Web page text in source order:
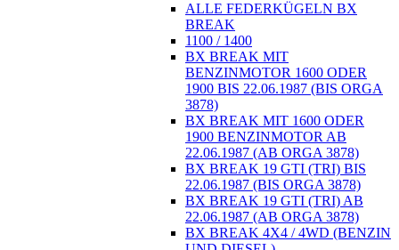
ALLE FEDERKÜGELN BX
BREAK
1100 / 1400
BX BREAK MIT
BENZINMOTOR 1600 ODER
1900 BIS 22.06.1987 (BIS ORGA
3878)
BX BREAK MIT 1600 ODER
1900 BENZINMOTOR AB
22.06.1987 (AB ORGA 3878)
BX BREAK 19 GTI (TRI) BIS
22.06.1987 (BIS ORGA 3878)
BX BREAK 19 GTI (TRI) AB
22.06.1987 (AB ORGA 3878)
BX BREAK 4X4 / 4WD (BENZIN